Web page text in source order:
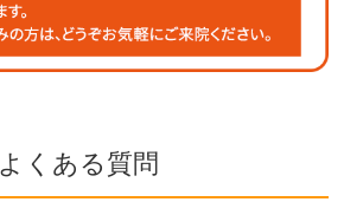
よくある質問